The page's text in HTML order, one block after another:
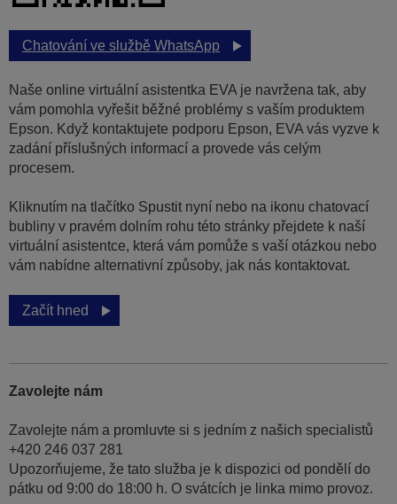
Chatování ve službě WhatsApp
Naše online virtuální asistentka EVA je navržena tak, aby
vám pomohla vyřešit běžné problémy s vaším produktem
Epson. Když kontaktujete podporu Epson, EVA vás vyzve k
zadání příslušných informací a provede vás celým
procesem.
Kliknutím na tlačítko Spustit nyní nebo na ikonu chatovací
bubliny v pravém dolním rohu této stránky přejdete k naší
virtuální asistentce, která vám pomůže s vaší otázkou nebo
vám nabídne alternativní způsoby, jak nás kontaktovat.
Začít hned
Zavolejte nám
Zavolejte nám a promluvte si s jedním z našich specialistů
+420 246 037 281
Upozorňujeme, že tato služba je k dispozici od pondělí do
pátku od 9:00 do 18:00 h. O svátcích je linka mimo provoz.